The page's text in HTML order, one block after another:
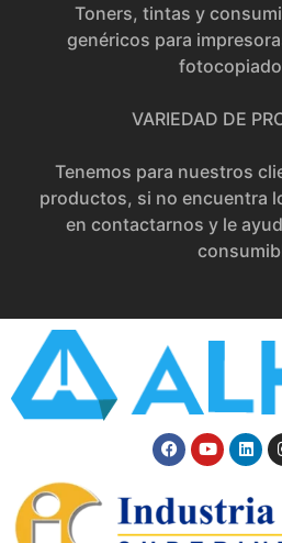
Toners, tintas y
genéricos para
VARIEDAD DE
Tenemos para nuestros
productos, si no encuentra
en contactarnos y le